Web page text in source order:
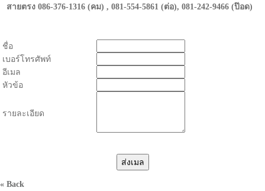
สายตรง 086-376-1316 (คม) , 081-554-5861 (ต่อ), 081-242-9466 (ป๊อด)
ชื่อ
เบอร์โทรศัพท์
อีเมล
หัวข้อ
รายละเอียด
« Back